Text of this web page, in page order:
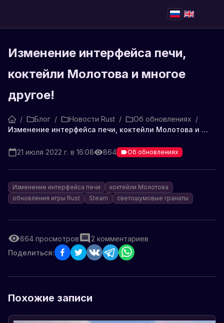
Изменение интерфейса печи,
коктейли Молотова и многое
другое!
/ Блог / Новости Rust / Об обновлениях /
Изменение интерфейса печи, коктейли Молотова и многое другое!
21 июля 2022 г. в 16:08 864 Об обновлениях
Изменение интерфейса печи
коктейли Молотова
обновления игры Rust
Steam светошумовые гранаты
864 просмотров 2 комментариев
Поделиться:
Похожие записи